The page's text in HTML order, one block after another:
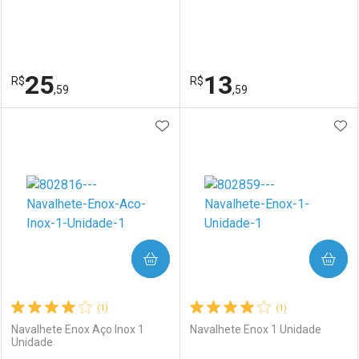
R$25,59
Laboratório
Por Menos
R$13,59
Laboratório
Por Menos
(1)
Navalhete Enox Aço Inox 1
Unidade
ADICIONAR AOS FAVORITOS
COMPRAR
(1)
Navalhete Enox 1 Unidade
COMPRAR